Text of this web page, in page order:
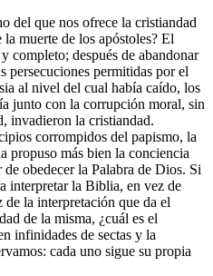
del que nos ofrece la cristiandad
muerte de los apóstoles? El
completo; después de abandonar
persecuciones permitidas por el
al nivel del cual había caído, los
junto con la corrupción moral, sin
invadieron la cristiandad.
corrompidos del papismo, la
propuso más bien la conciencia
obedecer la Palabra de Dios. Si
interpretar la Biblia, en vez de
de la interpretación que da el
de la misma, ¿cuál es el
infinidades de sectas y la
cada uno sigue su propia